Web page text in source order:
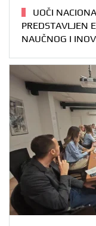
UOČI
PREDSTAVLJEN
NAUČNOG I